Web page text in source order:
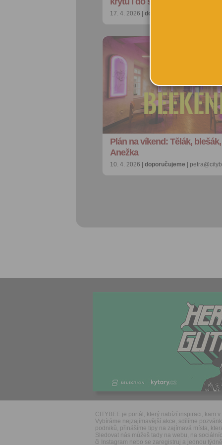
17. 4. 2026 | doporučujeme
Plán na víkend: Tělák,
Anežka
10. 4. 2026 | doporučujeme |
CITYBEE je portál, který nabízí inspiraci, kam v
Vybíráme nejzajímavější akce, sdílíme
podniků, přinášíme tipy na zajímavá místa,
Sledovat nás můžeš tady na webu, na
či Instagram nebo se zaregistruj a jednou